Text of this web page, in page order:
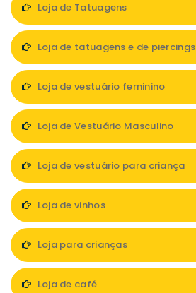
Loja de Tatuagens
Loja de tatuagens e de piercings
Loja de vestuário feminino
Loja de Vestuário Masculino
Loja de vestuário para criança
Loja de vinhos
Loja para crianças
Loja de café